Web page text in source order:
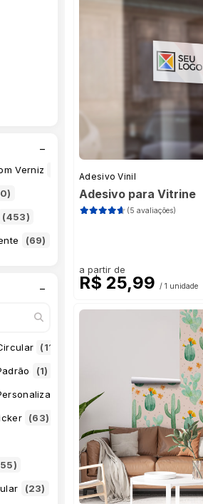
Escolar
−
Verniz
(453)
(69)
−
(11)
(1)
- Entregue em Folha (4)
(63)
(23)
Adesivo Vinil
Adesivo para Vitrine
(5 avaliações)
a partir de
R$ 25,99 / 1 unidade